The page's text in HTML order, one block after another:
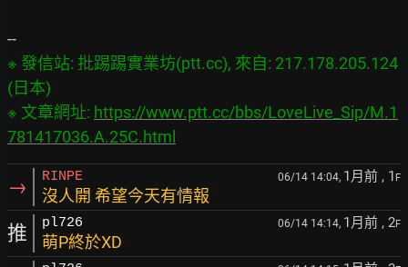
※ 發信站: 批踢踢實業坊(ptt.cc), 來自: 217.178.205.124
(日本)
※ 文章網址: https://www.ptt.cc/bbs/LoveLive_Sip/M.1
781417036.A.25C.html
→ RINPE 06/14 14:04, 1月前 , 1 F
沒人開 希望今天有情報
推 pl726 06/14 14:14, 1月前 , 2F
萌P終於XD